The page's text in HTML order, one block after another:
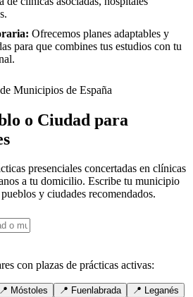
Ofrecemos planes adaptables y
para que combines tus estudios con tu
Municipios de España
o Ciudad para
presenciales concertadas en clínicas
a tu domicilio. Escribe tu municipio
y ciudades recomendados.
con plazas de prácticas activas:
📍 Móstoles 📍 Fuenlabrada 📍 Leganés